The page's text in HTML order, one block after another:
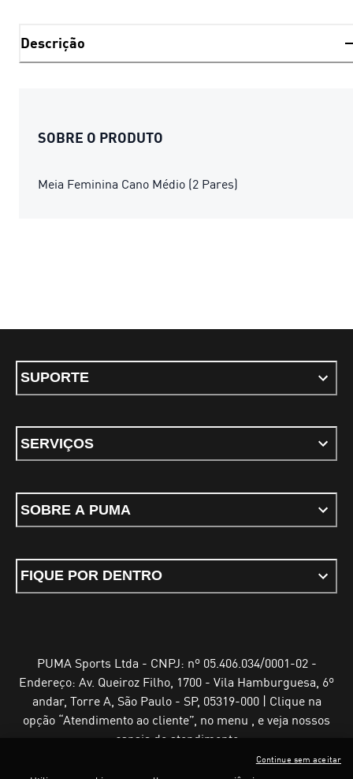
Descrição
SOBRE O PRODUTO
Meia Feminina Cano Médio (2 Pares)
SUPORTE
SERVIÇOS
SOBRE A PUMA
FIQUE POR DENTRO
PUMA Sports Ltda - CNPJ: nº 05.406.034/0001-02 -
Endereço: Av. Queiroz Filho, 1700 - Vila Hamburguesa, 6º
andar, Torre A, São Paulo - SP, 05319-000 | Clique na
opção “Atendimento ao cliente”, no menu , e veja nossos
canais de atendimento
Continue sem aceitar